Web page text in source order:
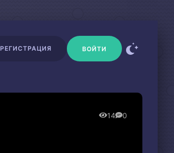
РЕГИСТРАЦИЯ ВОЙТИ
14 0